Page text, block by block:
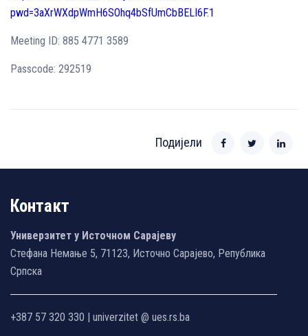
pwd=3aXrWXdpWmH6SOhq4bSfUmCbBELI6F.1
Meeting ID: 885 4771 3589
Passcode: 292519
Подијели
Контакт
Универзитет у Источном Сарајеву
Стефана Немање 5, 71123, Источно Сарајево, Република
Српска
+387 57 320 330 | univerzitet @ ues.rs.ba